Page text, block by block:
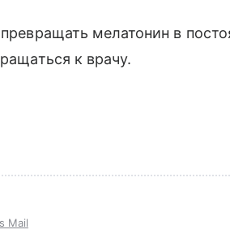
мелатонин в
к врачу.
Mail